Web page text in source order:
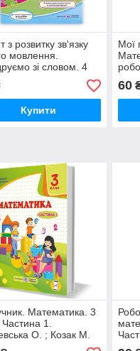
з розвитку зв'язку
мовлення.
зі словом. 4
прогр. Савченко
Купити
Мої
60
Математика. 3
1.
О. ; Козак М.